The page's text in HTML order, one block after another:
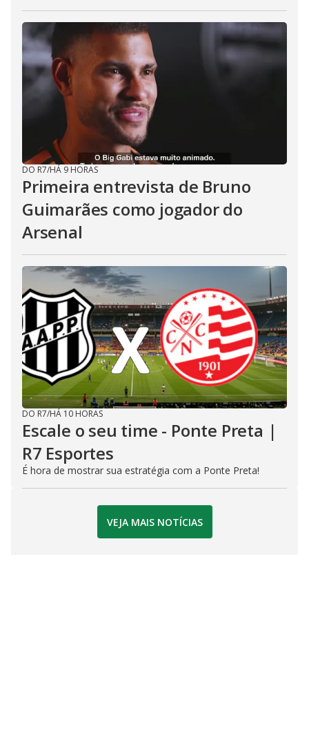
DO R7/HÁ 9 HORAS
Primeira entrevista de Bruno
Guimarães como jogador do
Arsenal
DO R7/HÁ 10 HORAS
Escale o seu time - Ponte Preta |
R7 Esportes
É hora de mostrar sua estratégia com a Ponte Preta!
VEJA MAIS NOTÍCIAS